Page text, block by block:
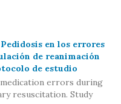
en los errores
de reanimación
de estudio
errors during
resuscitation. Study